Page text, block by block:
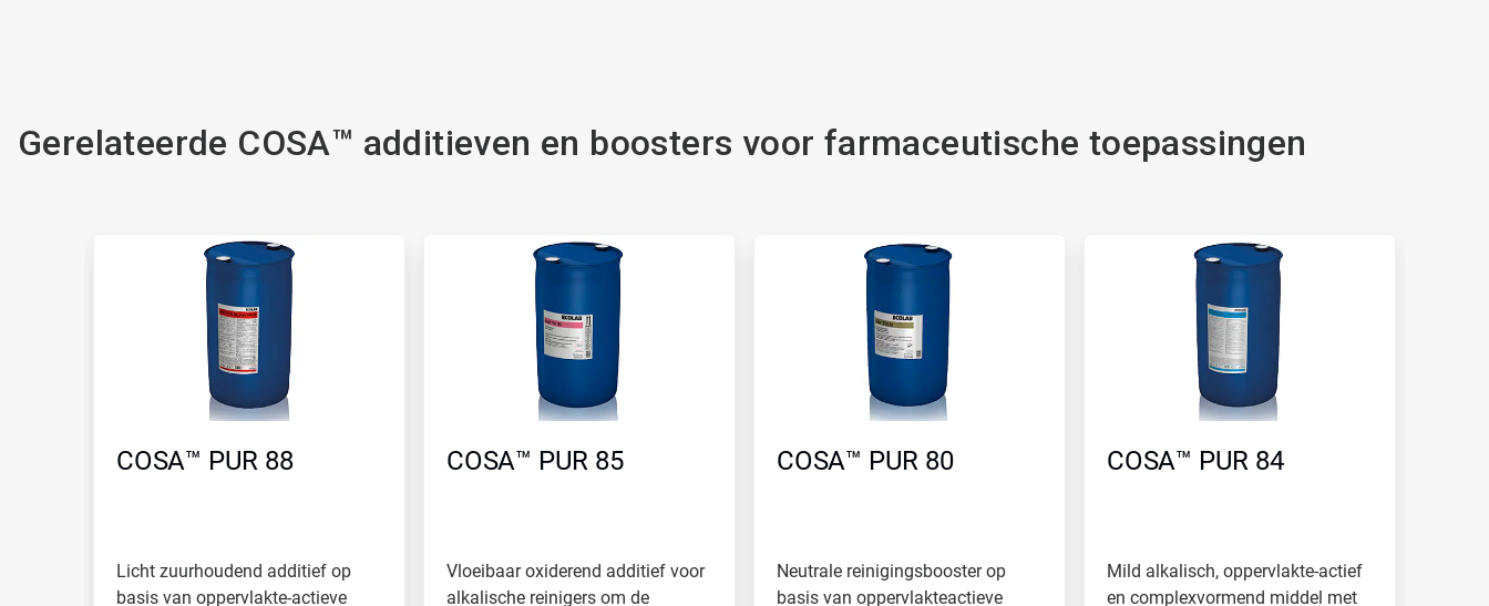
Gerelateerde COSA™ additieven en boosters voor farmaceutische toepassingen
spring
COSA™ PUR 88
Licht zuurhoudend additief op
basis van oppervlakte-actieve
COSA™ PUR 85
Vloeibaar oxiderend additief voor
alkalische reinigers om de
COSA™ PUR 80
Neutrale reinigingsbooster op
basis van oppervlakteactieve
COSA™ PUR 84
Mild alkalisch, oppervlakte-actief
en complexvormend middel met